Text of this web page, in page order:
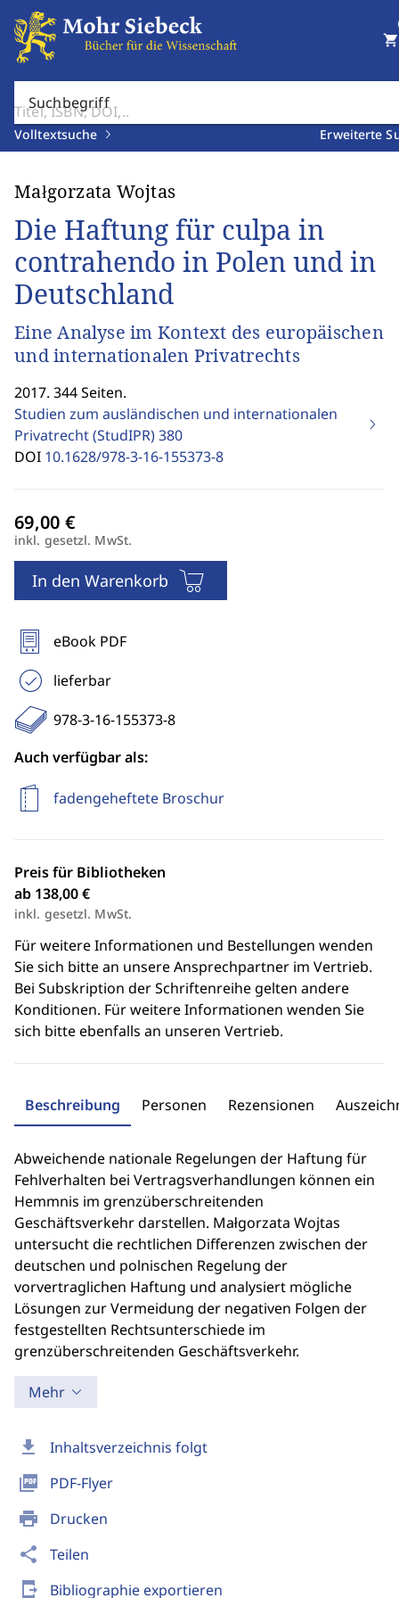
Suchbegriff
Volltextsuche Erweiterte
shopping_cart
download Inhaltsverzeichnis folgt
picture_as_pdf PDF-Flyer
print Drucken
share Teilen
send_to_mobile Bibliographie exportieren
Małgorzata Wojtas
Die Haftung für culpa in
contrahendo in Polen und in
Deutschland
Eine Analyse im Kontext des europäischen
und internationalen Privatrechts
2017. 344 Seiten.
Studien zum ausländischen und internationalen
Privatrecht (StudIPR)380
DOI 10.1628/978-3-16-155373-8
inkl. gesetzl. MwSt.
In den Warenkorb
eBook PDF
lieferbar
978-3-16-155373-8
Auch verfügbar als:
fadengeheftete Broschur
Preis für Bibliotheken
ab 138,00 €
inkl. gesetzl. MwSt.
Für weitere Informationen und Bestellungen wenden
Sie sich bitte an unsere Ansprechpartner im Vertrieb.
Bei Subskription der Schriftenreihe gelten andere
Konditionen. Für weitere Informationen wenden Sie
sich bitte ebenfalls an unseren Vertrieb.
Beschreibung Personen Rezensionen
Abweichende nationale Regelungen der Haftung für
Fehlverhalten bei Vertragsverhandlungen können ein
Hemmnis im grenzüberschreitenden
Geschäftsverkehr darstellen. Małgorzata Wojtas
untersucht die rechtlichen Differenzen zwischen der
deutschen und polnischen Regelung der
vorvertraglichen Haftung und analysiert mögliche
Lösungen zur Vermeidung der negativen Folgen der
festgestellten Rechtsunterschiede im
grenzüberschreitenden Geschäftsverkehr.
Mehr